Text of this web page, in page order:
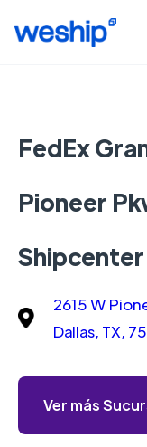
FedEx
Pioneer
Shipcenter
2615 W
Dallas, TX,
Ver más